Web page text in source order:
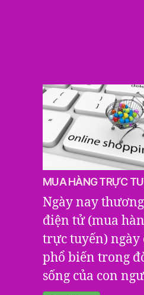
MUA HÀNG TRỰC
Ngày nay
điện tử (mua
trực tuyến) ngày
phổ biến trong
sống của con